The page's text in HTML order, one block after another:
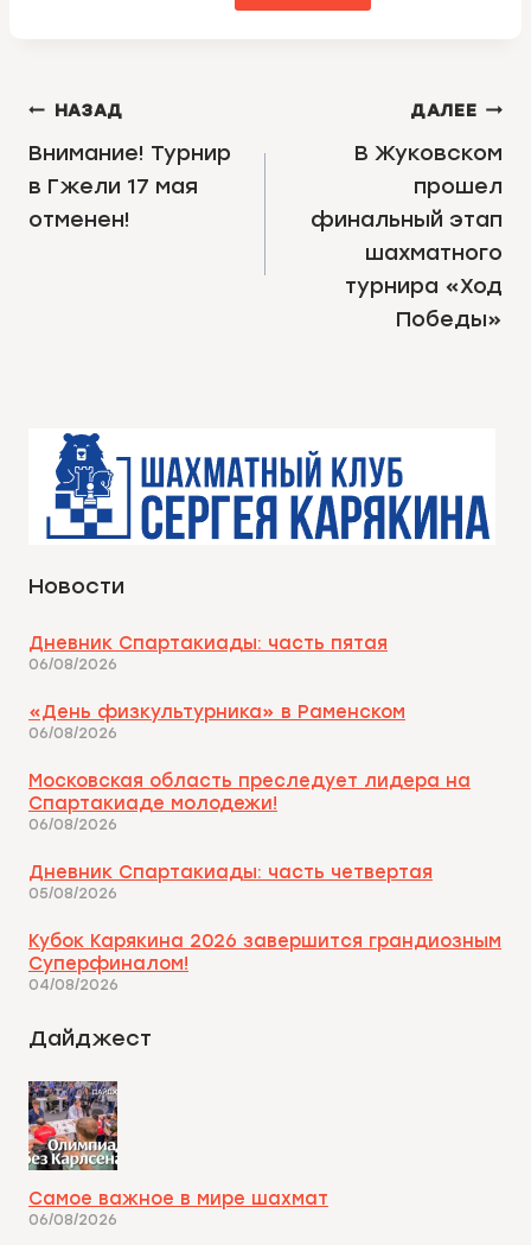
НАВИГАЦИЯ
ПО
ЗАПИСЯМ
НАЗАД
Внимание! Турнир
в Гжели 17 мая
отменен!
ДАЛЕЕ
В Жуковском
прошел
финальный этап
шахматного
турнира «Ход
Победы»
Новости
Дневник Спартакиады: часть пятая
06/08/2026
«День физкультурника» в Раменском
06/08/2026
Московская область преследует лидера на
Спартакиаде молодежи!
06/08/2026
Дневник Спартакиады: часть четвертая
05/08/2026
Кубок Карякина 2026 завершится грандиозным
Суперфиналом!
04/08/2026
Дайджест
Самое важное в мире шахмат
06/08/2026